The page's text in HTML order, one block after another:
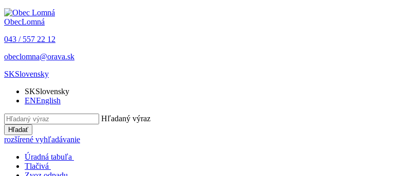
ObecLomná
043 / 557 22 12
obeclomna@orava.sk
SKSlovensky
SKSlovensky
ENEnglish
Hľadaný výraz
Hľadať
rozšírené vyhľadávanie
Úradná tabuľa
Tlačivá